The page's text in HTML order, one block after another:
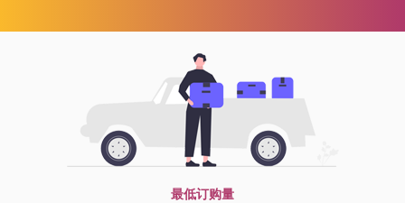
最低订购量